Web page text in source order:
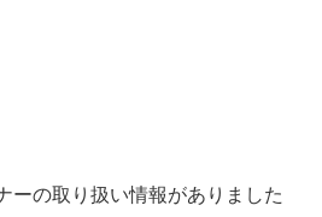
ーの取り扱い情報がありました